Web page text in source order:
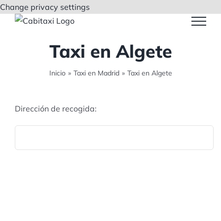
Change privacy settings
Taxi en Algete
Inicio » Taxi en Madrid » Taxi en Algete
Dirección de recogida: